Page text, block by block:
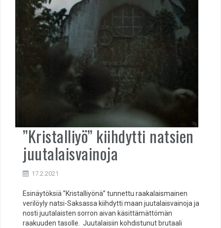
”Kristalliyö” kiihdytti natsien
juutalaisvainoja
17.2.2021
Esinäytöksiä ”Kristalliyönä” tunnettu raakalaismainen
verilöyly natsi-Saksassa kiihdytti maan juutalaisvainoja ja
nosti juutalaisten sorron aivan käsittämättömän
raakuuden tasolle. Juutalaisiin kohdistunut brutaali